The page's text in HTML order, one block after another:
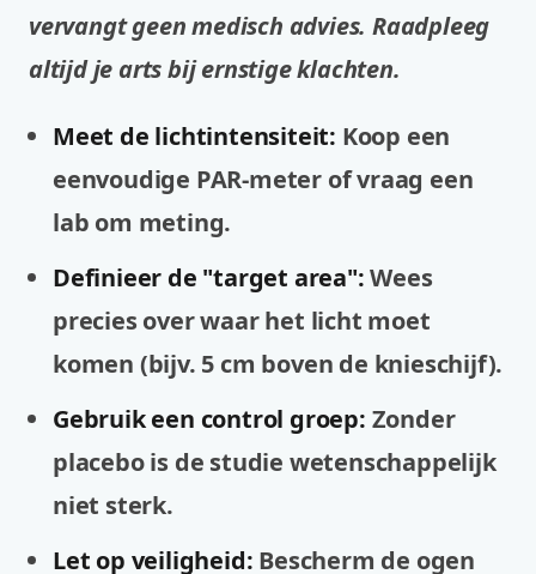
vervangt geen medisch advies. Raadpleeg
altijd je arts bij ernstige klachten.
Meet de lichtintensiteit: Koop een
eenvoudige PAR-meter of vraag een
lab om meting.
Definieer de "target area":Wees
precies over waar het licht moet
komen (bijv. 5 cm boven de knieschijf).
Gebruik een control groep: Zonder
placebo is de studie wetenschappelijk
niet sterk.
Let op veiligheid: Bescherm de ogen